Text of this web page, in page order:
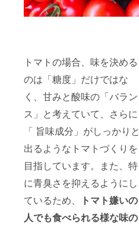
トマトの場合、味を決める
のは「糖度」だけではな
く、甘みと酸味の「バラン
ス」と考えていて、さらに
「 旨味成分」がしっかりと
出るようなトマトづくりを
目指しています。また、特
に青臭さを抑えるようにし
ているため、
トマト嫌いの
人でも食べられる様な味の